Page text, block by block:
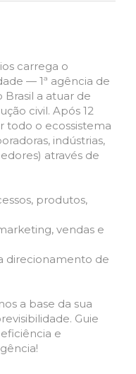
carrega o
— 1ª agência de
a atuar de
civil. Após 12
todo o ecossistema
indústrias,
através de
produtos,
vendas e
direcionamento de
a base da sua
Guie
e